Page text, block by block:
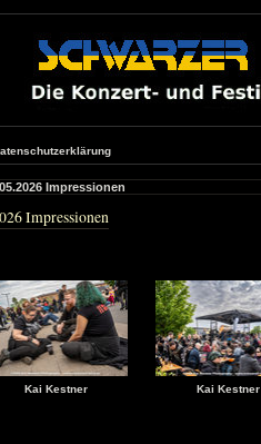
Impressionen
Impressionen
Kai Kestner Kai Kestner